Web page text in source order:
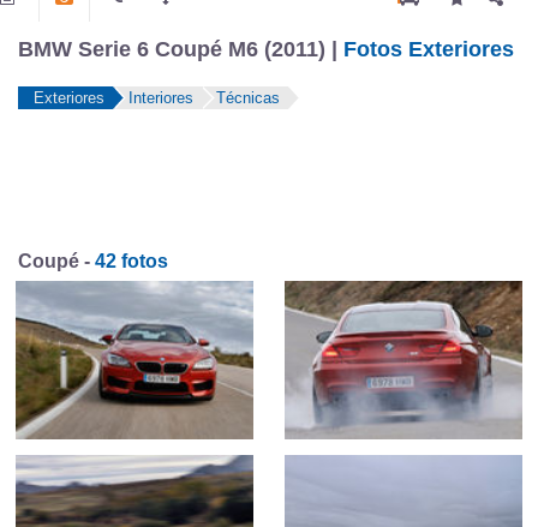
BMW Serie 6 Coupé M6 (2011) | Fotos Exteriores
Exteriores Interiores Técnicas
Coupé - 42 fotos